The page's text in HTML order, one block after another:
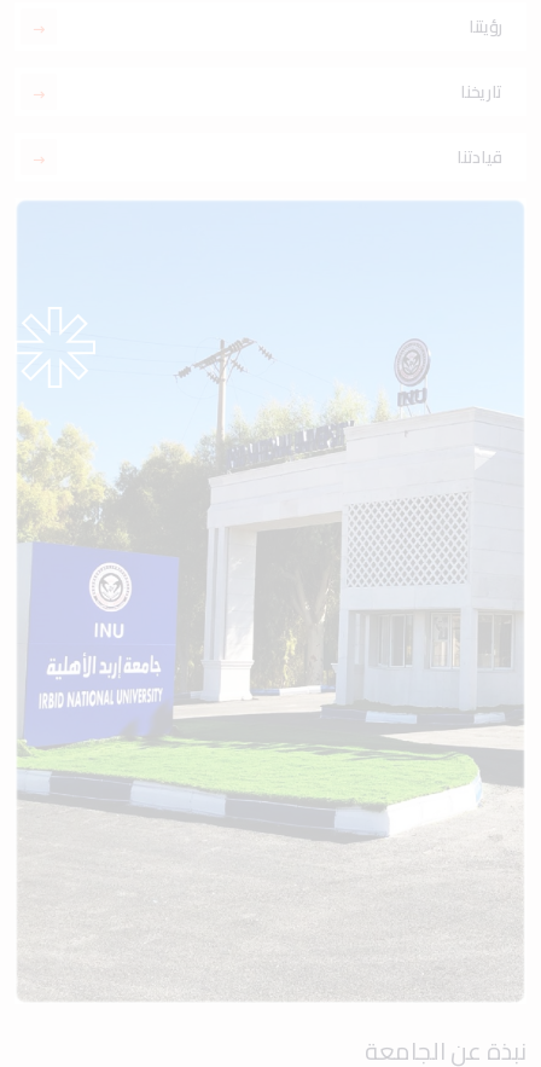
رؤيتنا
تاريخنا
قيادتنا
نبذة عن الجامعة